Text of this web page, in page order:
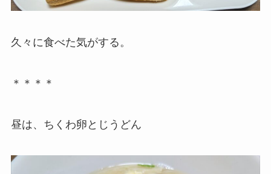
久々に食べた気がする。
＊＊＊＊
昼は、ちくわ卵とじうどん